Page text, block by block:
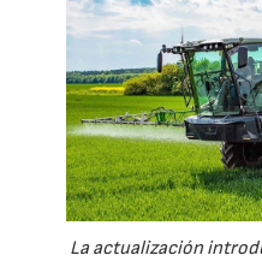
La actualización